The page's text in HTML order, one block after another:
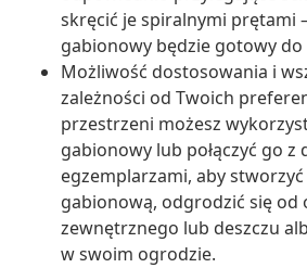
skręcić je spiralnymi prętami
gabionowy będzie gotowy do
Możliwość dostosowania i
zależności od Twoich
przestrzeni możesz
gabionowy lub połączyć go
egzemplarzami, aby stworzyć
gabionową, odgrodzić się od
zewnętrznego lub deszczu
w swoim ogrodzie.